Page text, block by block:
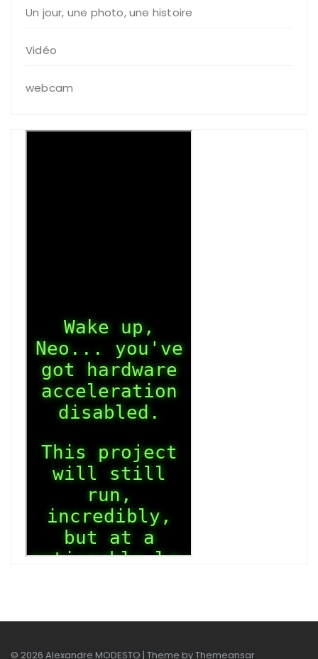
Un jour, une photo, une histoire
Vidéo
webcam
© 2026 Alexandre MODESTO | Theme byThemeansar